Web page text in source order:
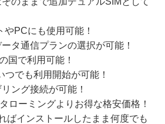
やPCにも使用可能！
タ通信プランの選択が可能！
国で利用可能！
つでも利用開始が可能！
ング接続が可能！
ローミングよりお得な格安価格！
ばインストールしたまま何度でも